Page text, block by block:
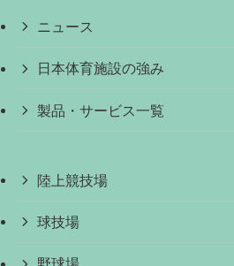
ニュース
日本体育施設の強み
製品・サービス一覧
陸上競技場
球技場